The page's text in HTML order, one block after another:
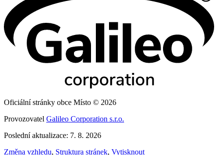
Oficiální stránky obce Místo © 2026
Provozovatel Galileo Corporation s.r.o.
Poslední aktualizace: 7. 8. 2026
Změna vzhledu, Struktura stránek, Vytisknout